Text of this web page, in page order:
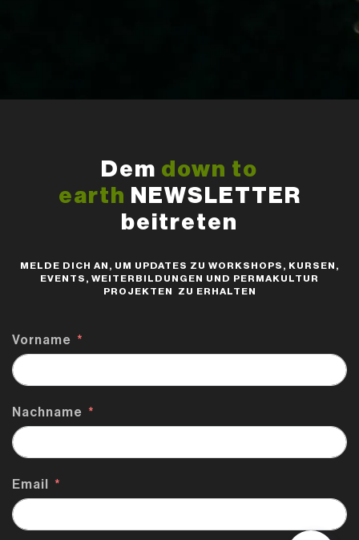
Dem down to
earth NEWSLETTER
beitreten
MELDE DICH AN, UM UPDATES ZU WORKSHOPS, KURSEN,
EVENTS, WEITERBILDUNGEN UND PERMAKULTUR
PROJEKTEN ZU ERHALTEN
Vorname
Nachname
Email